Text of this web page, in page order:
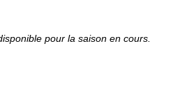
pour la saison en cours.